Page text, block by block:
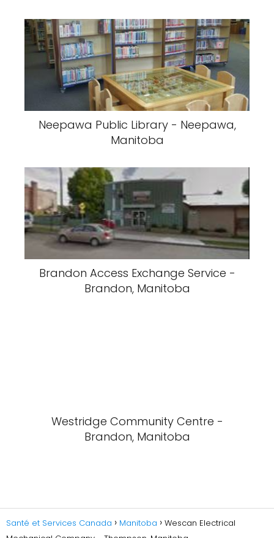
Neepawa Public Library - Neepawa,
Manitoba
Brandon Access Exchange Service -
Brandon, Manitoba
Westridge Community Centre -
Brandon, Manitoba
Santé et Services Canada Manitoba
Wescan Electrical